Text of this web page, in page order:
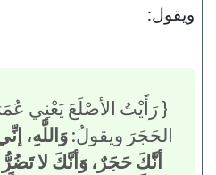
ويقول:
{ رَأَيْتُ الأصْلَعَ يَعْنِي
الحَجَرَ ويقولُ:وَاللَّهِ،
أنَّكَ حَجَرٌ، وَأنَّكَ لا تَضُرُّ